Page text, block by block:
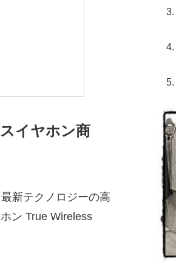
イヤホン商
新テクノロジーの高
ン True Wireless